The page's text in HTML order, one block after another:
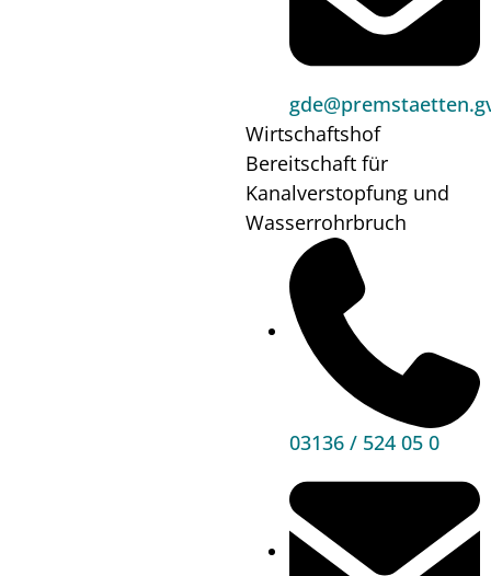
Wirtschaftshof
Bereitschaft für
Kanalverstopfung und
Wasserrohrbruch
03136 / 524 05 0
Pflege/Pflegebetten
& Soziale Dienste